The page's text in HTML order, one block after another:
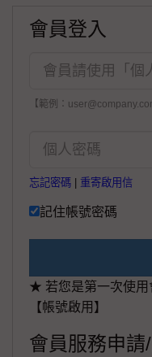
會員登入
【範例：
忘記密碼 重寄啟用信
記住帳號密碼
★ 若您是第一次使用
【帳號啟用】
會員服務申請